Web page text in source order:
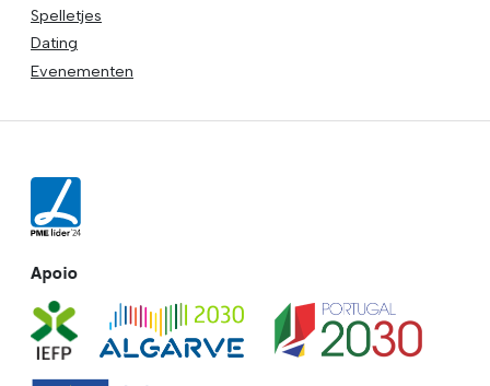
Spelletjes
Dating
Evenementen
Apoio